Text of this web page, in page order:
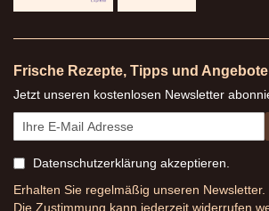
Frische Rezepte, Tipps und Angebote
Jetzt unseren kostenlosen Newsletter
Datenschutzerklärung akzeptieren.
Erhalten Sie regelmäßig unseren Newsletter.
Die Zustimmung kann jederzeit widerrufen